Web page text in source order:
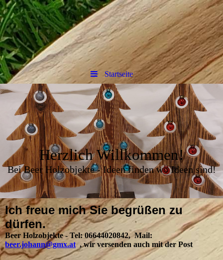
Startseite
Herzlich Willkommen!
Bei Beer Holzobjekte - Ideen finden wo Ideen sind!
Ich freue mich Sie begrüßen zu
dürfen.
Beer Holzobjekte - Tel: 06644020842, Mail:
beer.johann@gmx.at , wir versenden auch mit der Post